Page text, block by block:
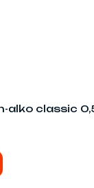
alko classic